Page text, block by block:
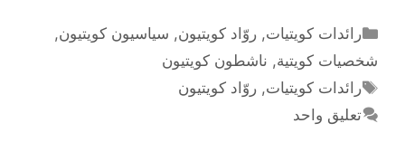
في
التصنيفات
رائدات كويتيات, روّاد كويتيون, سياسيون كويتيون,
شخصيات كويتية, ناشطون كويتيون
الوسوم
رائدات كويتيات, روّاد كويتيون
تعليق واحد